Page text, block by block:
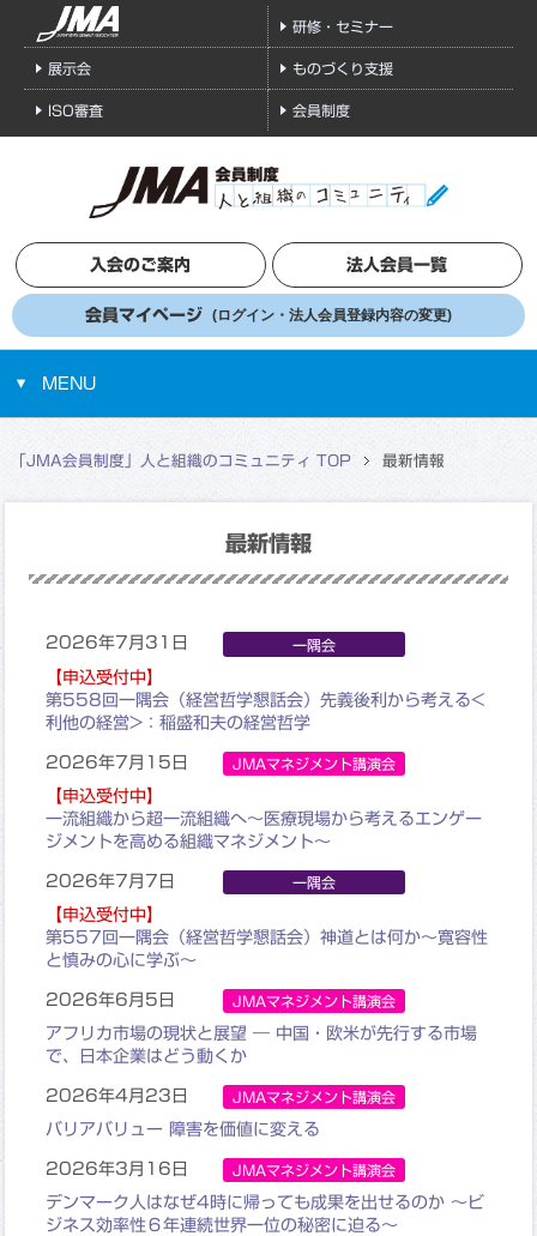
研修・セミナー
展示会 ものづくり支援
ISO審査 会員制度
入会のご案内 法人会員一覧
会員マイページ (ログイン・法人会員登録内容の変更)
MENU
「JMA会員制度」人と組織のコミュニティ TOP 最新情報
最新情報
2026年7月31日 一隅会
【申込受付中】
第558回一隅会（経営哲学懇話会）先義後利から考える<
利他の経営>：稲盛和夫の経営哲学
2026年7月15日 JMAマネジメント講演会
【申込受付中】
一流組織から超一流組織へ〜医療現場から考えるエンゲー
ジメントを高める組織マネジメント〜
2026年7月7日 一隅会
【申込受付中】
第557回一隅会（経営哲学懇話会）神道とは何か～寛容性
と慎みの心に学ぶ～
2026年6月5日 JMAマネジメント講演会
アフリカ市場の現状と展望 ― 中国・欧米が先行する市場
で、日本企業はどう動くか
2026年4月23日 JMAマネジメント講演会
バリアバリュー 障害を価値に変える
2026年3月16日 JMAマネジメント講演会
デンマーク人はなぜ4時に帰っても成果を出せるのか ～ビ
ジネス効率性６年連続世界一位の秘密に迫る～